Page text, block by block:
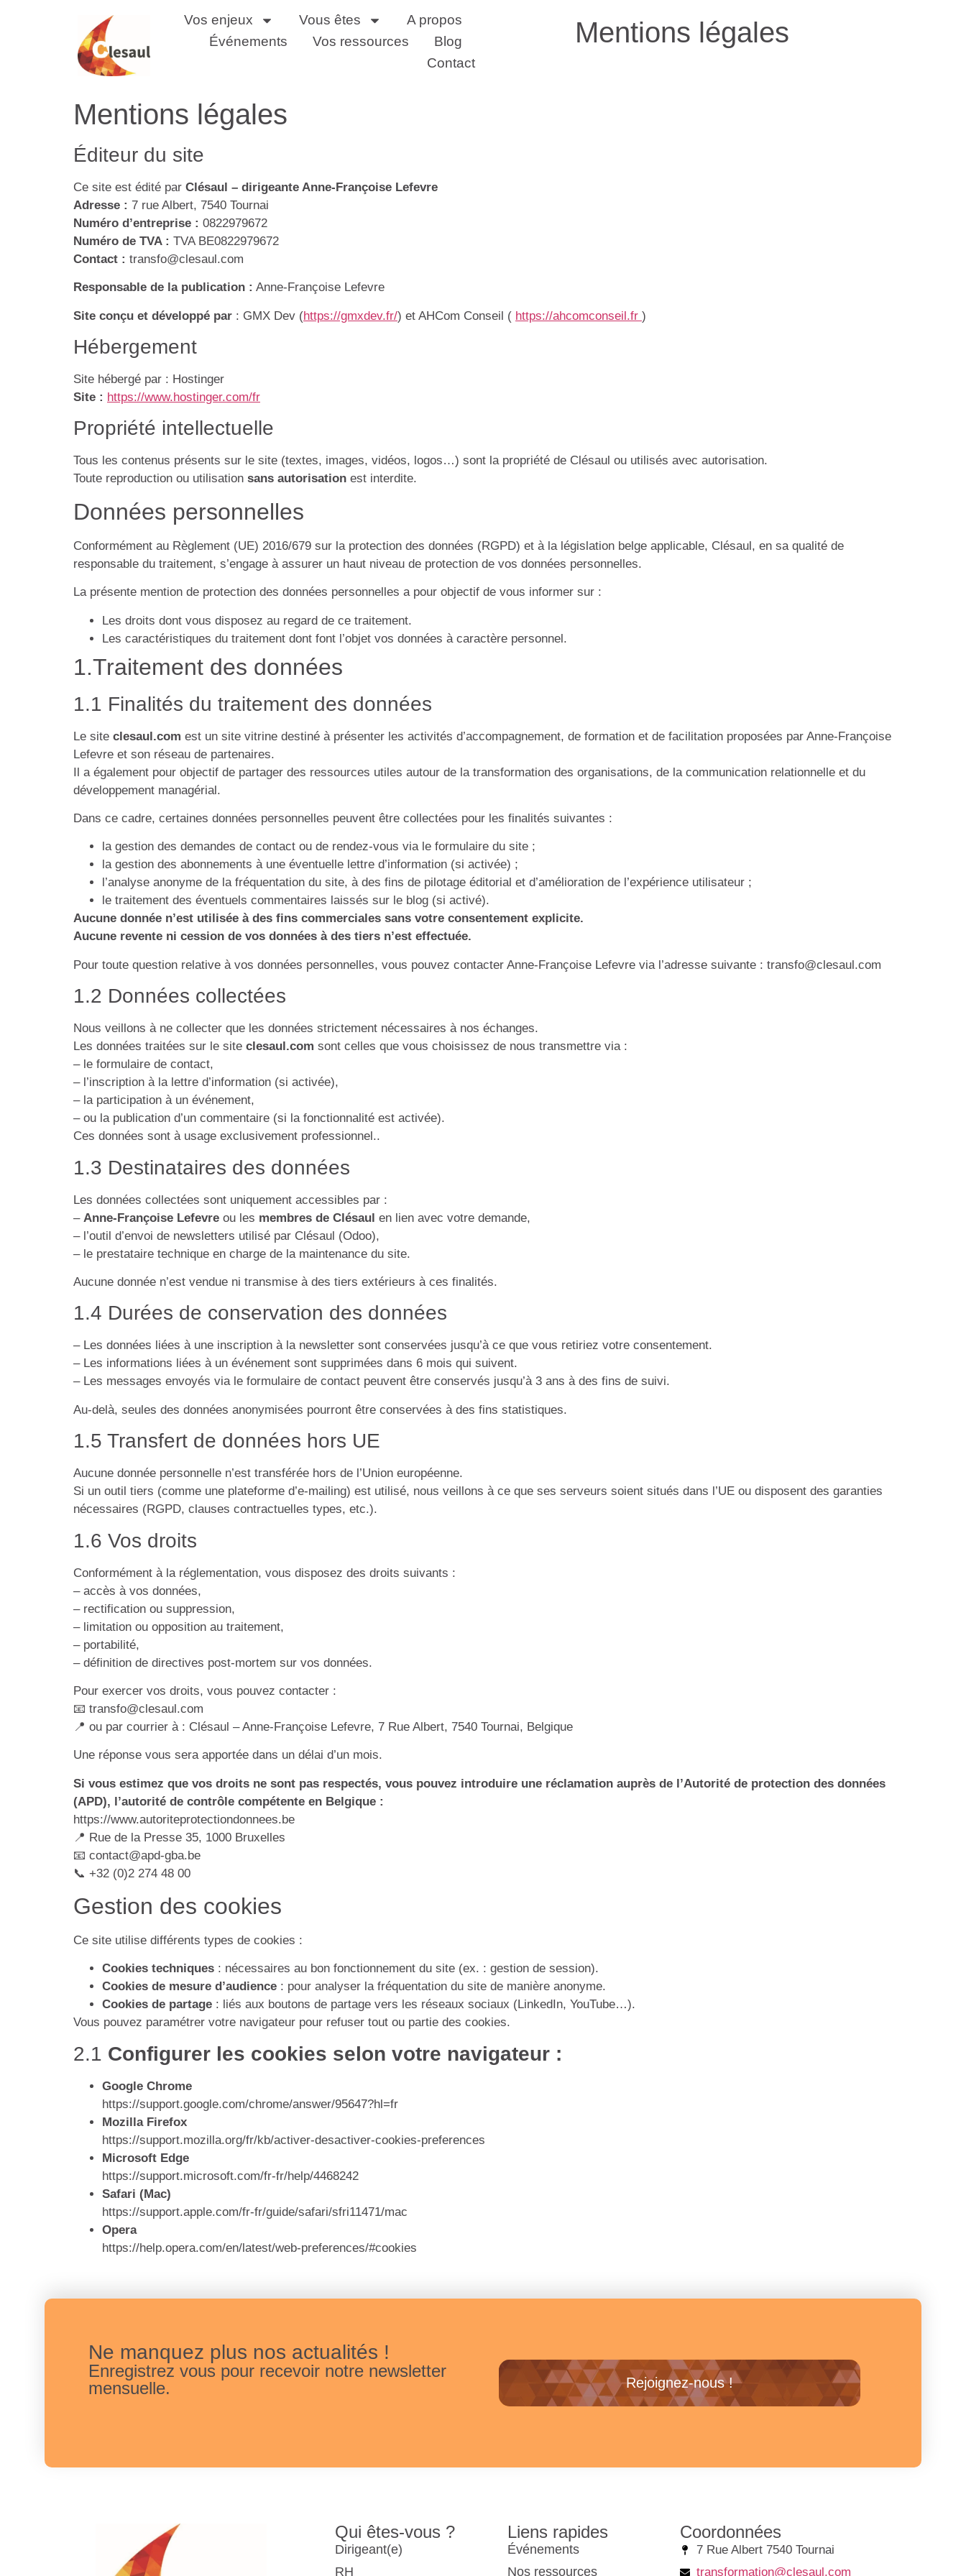
Vos enjeux Vous êtes
A propos
Événements
Vos ressources
Blog
Contact
Mentions légales
Mentions légales
Éditeur du site
Ce site est édité par Clésaul – dirigeante Anne-Françoise Lefevre
Adresse : 7 rue Albert, 7540 Tournai
Numéro d’entreprise : 0822979672
Numéro de TVA : TVA BE0822979672
Contact : transfo@clesaul.com
Responsable de la publication : Anne-Françoise Lefevre
Site conçu et développé par : GMX Dev (https://gmxdev.fr/) et AHCom Conseil ( https://ahcomconseil.fr )
Hébergement
Site hébergé par : Hostinger
Site : https://www.hostinger.com/fr
Propriété intellectuelle
Tous les contenus présents sur le site (textes, images, vidéos, logos…) sont la propriété de Clésaul ou utilisés avec autorisation.
Toute reproduction ou utilisation sans autorisation est interdite.
Données personnelles
Conformément au Règlement (UE) 2016/679 sur la protection des données (RGPD) et à la législation belge applicable, Clésaul, en sa qualité de
responsable du traitement, s’engage à assurer un haut niveau de protection de vos données personnelles.
La présente mention de protection des données personnelles a pour objectif de vous informer sur :
Les droits dont vous disposez au regard de ce traitement.
Les caractéristiques du traitement dont font l’objet vos données à caractère personnel.
1.Traitement des données
1.1 Finalités du traitement des données
Le site clesaul.com est un site vitrine destiné à présenter les activités d’accompagnement, de formation et de facilitation proposées par Anne-Françoise
Lefevre et son réseau de partenaires.
Il a également pour objectif de partager des ressources utiles autour de la transformation des organisations, de la communication relationnelle et du
développement managérial.
Dans ce cadre, certaines données personnelles peuvent être collectées pour les finalités suivantes :
la gestion des demandes de contact ou de rendez-vous via le formulaire du site ;
la gestion des abonnements à une éventuelle lettre d’information (si activée) ;
l’analyse anonyme de la fréquentation du site, à des fins de pilotage éditorial et d’amélioration de l’expérience utilisateur ;
le traitement des éventuels commentaires laissés sur le blog (si activé).
Aucune donnée n’est utilisée à des fins commerciales sans votre consentement explicite.
Aucune revente ni cession de vos données à des tiers n’est effectuée.
Pour toute question relative à vos données personnelles, vous pouvez contacter Anne-Françoise Lefevre via l’adresse suivante : transfo@clesaul.com
1.2 Données collectées
Nous veillons à ne collecter que les données strictement nécessaires à nos échanges.
Les données traitées sur le site clesaul.com sont celles que vous choisissez de nous transmettre via :
– le formulaire de contact,
– l’inscription à la lettre d’information (si activée),
– la participation à un événement,
– ou la publication d’un commentaire (si la fonctionnalité est activée).
Ces données sont à usage exclusivement professionnel..
1.3 Destinataires des données
Les données collectées sont uniquement accessibles par :
– Anne-Françoise Lefevre ou les membres de Clésaul en lien avec votre demande,
– l’outil d’envoi de newsletters utilisé par Clésaul (Odoo),
– le prestataire technique en charge de la maintenance du site.
Aucune donnée n’est vendue ni transmise à des tiers extérieurs à ces finalités.
1.4 Durées de conservation des données
– Les données liées à une inscription à la newsletter sont conservées jusqu’à ce que vous retiriez votre consentement.
– Les informations liées à un événement sont supprimées dans 6 mois qui suivent.
– Les messages envoyés via le formulaire de contact peuvent être conservés jusqu’à 3 ans à des fins de suivi.
Au-delà, seules des données anonymisées pourront être conservées à des fins statistiques.
1.5 Transfert de données hors UE
Aucune donnée personnelle n’est transférée hors de l’Union européenne.
Si un outil tiers (comme une plateforme d’e-mailing) est utilisé, nous veillons à ce que ses serveurs soient situés dans l’UE ou disposent des garanties
nécessaires (RGPD, clauses contractuelles types, etc.).
1.6 Vos droits
Conformément à la réglementation, vous disposez des droits suivants :
– accès à vos données,
– rectification ou suppression,
– limitation ou opposition au traitement,
– portabilité,
– définition de directives post-mortem sur vos données.
Pour exercer vos droits, vous pouvez contacter :
📧 transfo@clesaul.com
📍 ou par courrier à : Clésaul – Anne-Françoise Lefevre, 7 Rue Albert, 7540 Tournai, Belgique
Une réponse vous sera apportée dans un délai d’un mois.
Si vous estimez que vos droits ne sont pas respectés, vous pouvez introduire une réclamation auprès de l’Autorité de protection des données
(APD), l’autorité de contrôle compétente en Belgique :
https://www.autoriteprotectiondonnees.be
📍 Rue de la Presse 35, 1000 Bruxelles
📧 contact@apd-gba.be
📞 +32 (0)2 274 48 00
Gestion des cookies
Ce site utilise différents types de cookies :
Cookies techniques : nécessaires au bon fonctionnement du site (ex. : gestion de session).
Cookies de mesure d’audience : pour analyser la fréquentation du site de manière anonyme.
Cookies de partage : liés aux boutons de partage vers les réseaux sociaux (LinkedIn, YouTube…).
Vous pouvez paramétrer votre navigateur pour refuser tout ou partie des cookies.
2.1 Configurer les cookies selon votre navigateur :
Google Chrome
https://support.google.com/chrome/answer/95647?hl=fr
Mozilla Firefox
https://support.mozilla.org/fr/kb/activer-desactiver-cookies-preferences
Microsoft Edge
https://support.microsoft.com/fr-fr/help/4468242
Safari (Mac)
https://support.apple.com/fr-fr/guide/safari/sfri11471/mac
Opera
https://help.opera.com/en/latest/web-preferences/#cookies
Ne manquez plus nos actualités !
Enregistrez vous pour recevoir notre newsletter
mensuelle.
Rejoignez-nous !
Qui êtes-vous ?
Dirigeant(e)
RH
Liens rapides
Événements
Nos ressources
Coordonnées
7 Rue Albert 7540 Tournai
transformation@clesaul.com